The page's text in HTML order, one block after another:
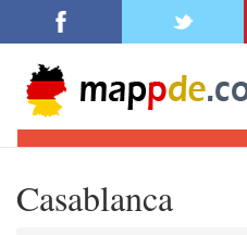
Casablanca